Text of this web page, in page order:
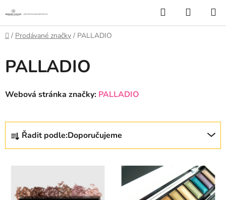
na
obsah
Hledat
KOŠÍK
Domů
/ Prodávané značky / PALLADIO
PALLADIO
Webová stránka značky: PALLADIO
Ř
z
Řadit podle:Doporučujeme